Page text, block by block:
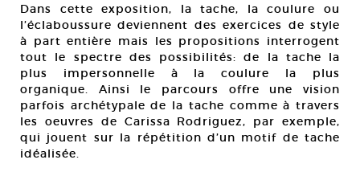
Dans cette exposition, la tache, la coulure ou
l’éclaboussure deviennent des exercices de style
à part entière mais les propositions interrogent
tout le spectre des possibilités: de la tache la
plus impersonnelle à la coulure la plus
organique. Ainsi le parcours offre une vision
parfois archétypale de la tache comme à travers
les oeuvres de Carissa Rodriguez, par exemple,
qui jouent sur la répétition d’un motif de tache
idéalisée.